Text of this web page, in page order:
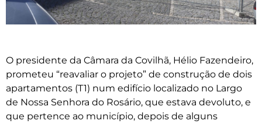
O presidente da Câmara da Covilhã, Hélio Fazendeiro,
prometeu “reavaliar o projeto” de construção de dois
apartamentos (T1) num edifício localizado no Largo
de Nossa Senhora do Rosário, que estava devoluto, e
que pertence ao município, depois de alguns